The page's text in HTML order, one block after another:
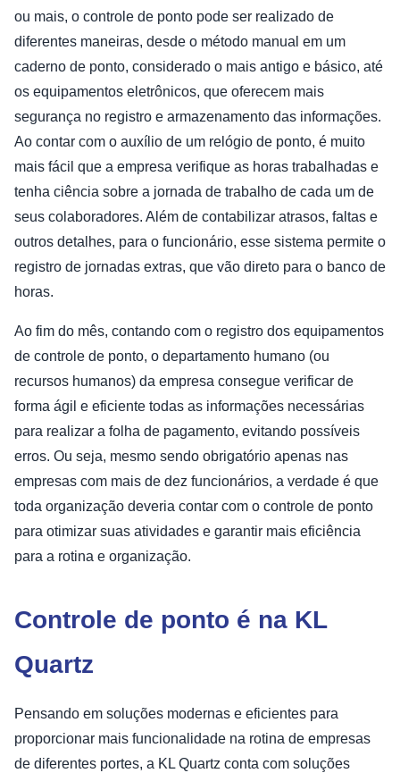
ou mais, o controle de ponto pode ser realizado de
diferentes maneiras, desde o método manual em um
caderno de ponto, considerado o mais antigo e básico, até
os equipamentos eletrônicos, que oferecem mais
segurança no registro e armazenamento das informações.
Ao contar com o auxílio de um relógio de ponto, é muito
mais fácil que a empresa verifique as horas trabalhadas e
tenha ciência sobre a jornada de trabalho de cada um de
seus colaboradores. Além de contabilizar atrasos, faltas e
outros detalhes, para o funcionário, esse sistema permite o
registro de jornadas extras, que vão direto para o banco de
horas.
Ao fim do mês, contando com o registro dos equipamentos
de controle de ponto, o departamento humano (ou
recursos humanos) da empresa consegue verificar de
forma ágil e eficiente todas as informações necessárias
para realizar a folha de pagamento, evitando possíveis
erros. Ou seja, mesmo sendo obrigatório apenas nas
empresas com mais de dez funcionários, a verdade é que
toda organização deveria contar com o controle de ponto
para otimizar suas atividades e garantir mais eficiência
para a rotina e organização.
Controle de ponto é na KL
Quartz
Pensando em soluções modernas e eficientes para
proporcionar mais funcionalidade na rotina de empresas
de diferentes portes, a KL Quartz conta com soluções